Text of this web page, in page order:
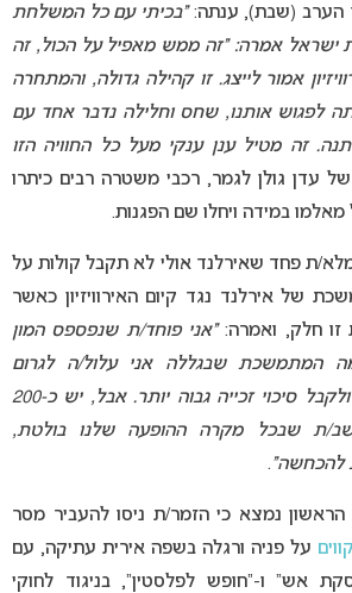
הערב (שבת), ענתה:“בכיתי עם כל המשלחת
ישראל אמרה: “זה ממש מאפיל על הכול, זה
אמור לייצג. זו קהילה גדולה, והמתחרה
לפגוש אותנו, שחס וחלילה נדבר אחד עם
זה מטיל ענן ענקי מעל כל החוויה הזו
עדן גולן לגמר, רכבי משטרה רבים כיתרו
במידה ויחלו שם הפגנות.
ת פחד שאירלנד אולי לא תקבל קולות על
של אירלנד נגד קיום האירוויזיון כאשר
זו חלק, ואמרה:“אני פוחד/ת שנפספס המון
המתמשכת שבגללה אני עלול/ה לגרום
למתמודד אחר לבלוט ולקבל סיכוי זכייה גבוה יותר. אבל, יש כ-200
ת שבכל מקרה ההופעה שלנו בולטת,
להכחשה”.
הראשון נמצא כי הזמר/ת ניסו להעביר מסר
על פניה ורגלה בשפה אירית עתיקה, עם
אש” ו-“חופש לפלסטין”, בניגוד לחוקי